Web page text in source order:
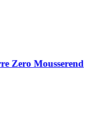
Zero Mousserend